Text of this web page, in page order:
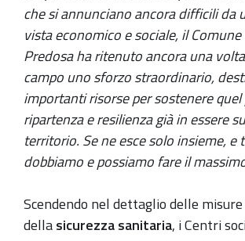
che si annunciano ancora difficili da
vista economico e sociale, il
Predosa ha ritenuto ancora una
campo uno sforzo straordinario,
importanti risorse per sostenere
ripartenza e resilienza già in essere
territorio. Se ne esce solo insieme, e
dobbiamo e possiamo fare il
Scendendo nel dettaglio delle
dellasicurezza sanitaria, i Centri